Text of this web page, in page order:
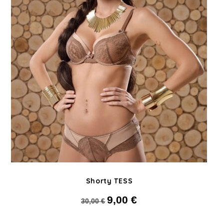
Shorty TESS
30,00€ Le prix initial était : 30,00 €.
9,00€